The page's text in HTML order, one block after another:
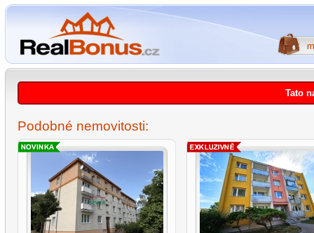
Tato
Podobné nemovitosti: